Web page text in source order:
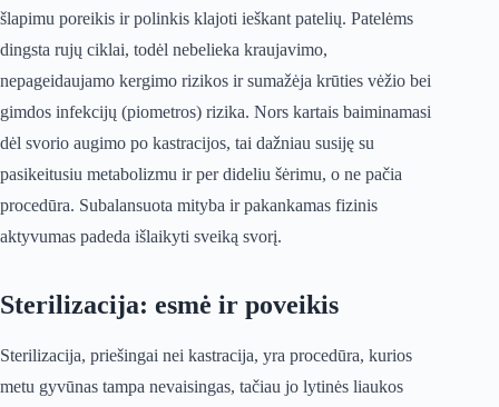
šlapimu poreikis ir polinkis klajoti ieškant patelių. Patelėms
dingsta rujų ciklai, todėl nebelieka kraujavimo,
nepageidaujamo kergimo rizikos ir sumažėja krūties vėžio bei
gimdos infekcijų (piometros) rizika. Nors kartais baiminamasi
dėl svorio augimo po kastracijos, tai dažniau susiję su
pasikeitusiu metabolizmu ir per dideliu šėrimu, o ne pačia
procedūra. Subalansuota mityba ir pakankamas fizinis
aktyvumas padeda išlaikyti sveiką svorį.
Sterilizacija: esmė ir poveikis
Sterilizacija, priešingai nei kastracija, yra procedūra, kurios
metu gyvūnas tampa nevaisingas, tačiau jo lytinės liaukos